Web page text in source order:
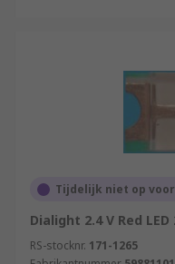
Tijdelijk niet op
Dialight 2.4 V Red LED
RS-stocknr. 171-1265